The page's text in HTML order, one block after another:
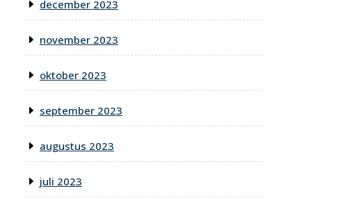
december 2023
november 2023
oktober 2023
september 2023
augustus 2023
juli 2023